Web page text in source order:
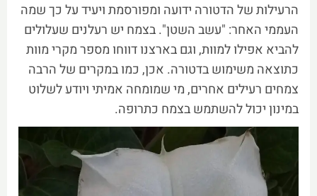
הרעילות של הדטורה ידועה ומפורסמת ויעיד על כך שמה
העממי האחר: "עשב השטן". בצמח יש רעלנים שעלולים
להביא אפילו למוות, וגם בארצנו דווחו מספר מקרי מוות
כתוצאה משימוש בדטורה. אכן, כמו במקרים של הרבה
צמחים רעילים אחרים, מי שמומחה אמיתי ויודע לשלוט
במינון יכול להשתמש בצמח כתרופה.